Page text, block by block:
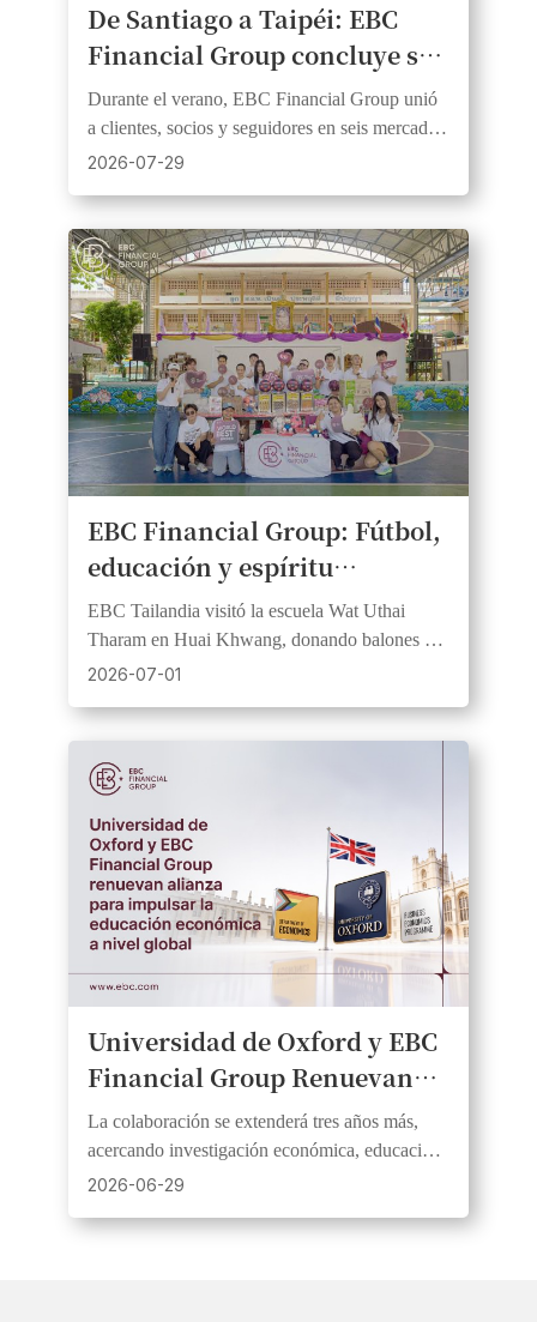
De Santiago a Taipéi: EBC
Financial Group concluye su
serie de retransmisiones en
directo de la temporada 2026
de la fiebre del fútbol.
Durante el verano, EBC Financial Group unió
a clientes, socios y seguidores en seis mercados
y tres continentes a través de eventos de fútbol
2026-07-29
EBC Financial Group: Fútbol, ​​
educación y espíritu
comunitario se unen en el
Día de Responsabilidad
Social Corporativa de las
Escuelas de Bangkok.
EBC Tailandia visitó la escuela Wat Uthai
Tharam en Huai Khwang, donando balones y
material didáctico en apoyo de los valores de la
2026-07-01
Universidad de Oxford y EBC
Financial Group Renuevan
Alianza Para Impulsar La
Educación Económica a Nivel
Global
La colaboración se extenderá tres años más,
acercando investigación económica, educación
financiera y análisis de mercados al público.
2026-06-29